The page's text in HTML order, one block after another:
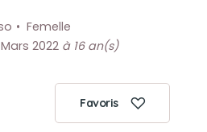
Femelle
2022 à 16 an(s)
Favoris